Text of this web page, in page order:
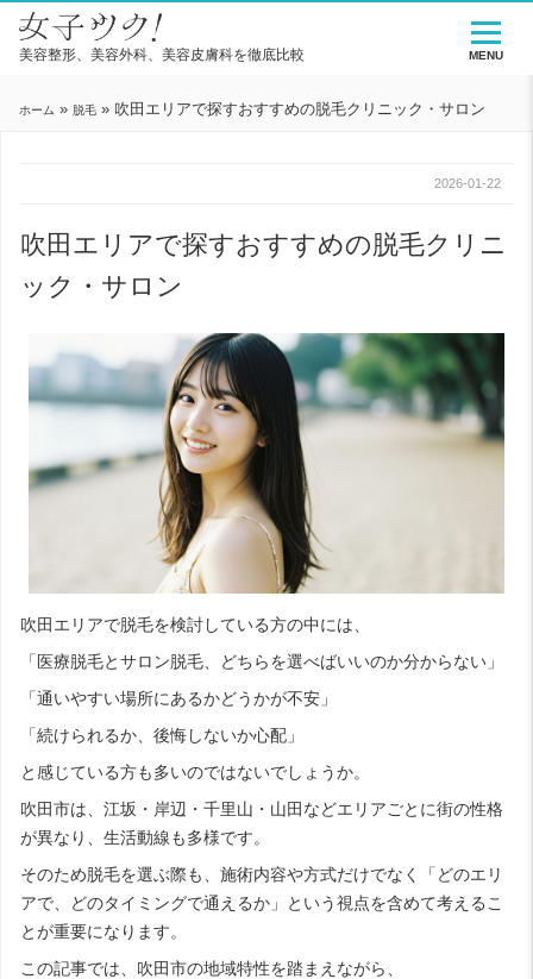
美容整形、美容外科、美容皮膚科を徹底比較
ホーム » 脱毛 » 吹田エリアで探すおすすめの脱毛クリニック・サロン
2026-01-22
吹田エリアで探すおすすめの脱毛クリニ
ック・サロン
吹田エリアで脱毛を検討している方の中には、
「医療脱毛とサロン脱毛、どちらを選べばいいのか分からない」
「通いやすい場所にあるかどうかが不安」
「続けられるか、後悔しないか心配」
と感じている方も多いのではないでしょうか。
吹田市は、江坂・岸辺・千里山・山田などエリアごとに街の性格
が異なり、生活動線も多様です。
そのため脱毛を選ぶ際も、施術内容や方式だけでなく「どのエリ
アで、どのタイミングで通えるか」という視点を含めて考えるこ
とが重要になります。
この記事では、吹田市の地域特性を踏まえながら、
MENU